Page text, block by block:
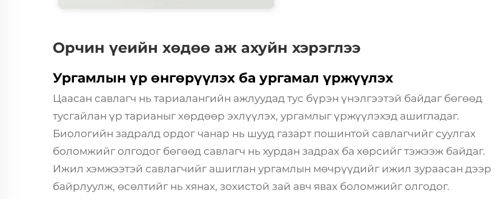
Орчин үеийн хөдөө аж ахуйн хэрэглээ
Ургамлын үр өнгөрүүлэх ба ургамал үржүүлэх
Цаасан савлагч нь тариалангийн ажлуудад тус бүрэн үнэлгээтэй байдаг бөгөөд
тусгайлан үр тарианыг хөрдөөр эхлүүлэх, ургамлыг үржүүлэхэд ашигладаг.
Биологийн задралд ордог чанар нь шууд газарт пошинтой савлагчийг суулгах
боломжийг олгодог бөгөөд савлагч нь хурдан задрах ба хөрсийг тэжээж байдаг.
Ижил хэмжээтэй савлагчийг ашиглан ургамлын мөчрүүдийг ижил зураасан дээр
байрлуулж, өсөлтийг нь хянах, зохистой зай авч явах боломжийг олгодог.